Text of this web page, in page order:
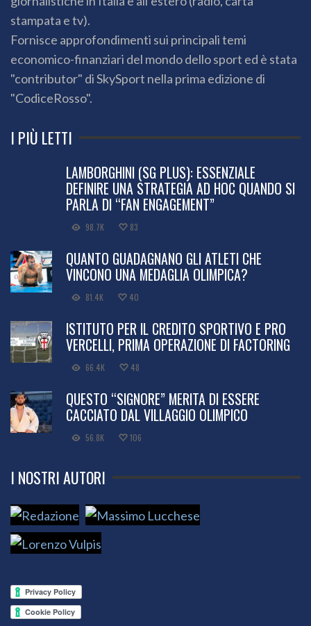
stampata e tv).
Fornisce approfondimenti sui principali temi
economico-finanziari del mondo dello sport ed è stata
"contributor" di SkySport nella prima edizione di
"CodiceRosso".
I PIÙ LETTI
LAMBORGHINI (SG PLUS): ESSENZIALE
DEFINIRE UNA STRATEGIA AD HOC QUANDO SI
PARLA DI “FAN ENGAGEMENT”
98.7K 83
QUANTO GUADAGNANO GLI ATLETI CHE
VINCONO UNA MEDAGLIA OLIMPICA?
81.4K 40
ISTITUTO PER IL CREDITO SPORTIVO E PRO
VERCELLI, PRIMA OPERAZIONE DI FACTORING
66.4K 48
QUESTO “SIGNORE” MERITA DI ESSERE
CACCIATO DAL VILLAGGIO OLIMPICO
56.8K 106
I NOSTRI AUTORI